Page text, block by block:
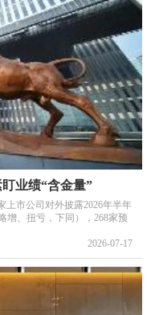
业绩“含金量”
上市公司对外披露2026年半年
增、扭亏，下同），268家预
2026-07-17